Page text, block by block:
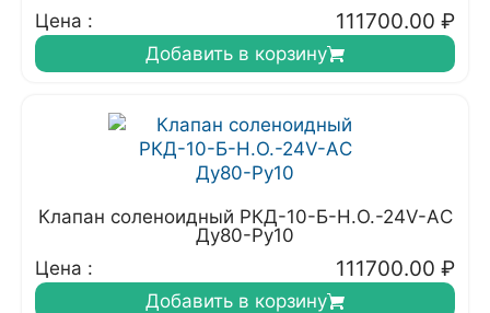
Цена :
111700.00 ₽
Добавить в корзину
Клапан соленоидный РКД-10-Б-Н.О.-24V-АC
Ду80-Ру10
Цена :
111700.00 ₽
Добавить в корзину